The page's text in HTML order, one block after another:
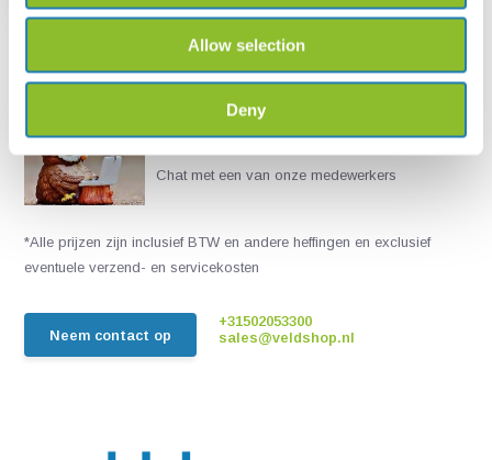
Allow selection
Deny
Chat met een van onze medewerkers
*Alle prijzen zijn inclusief BTW en andere heffingen en exclusief
eventuele verzend- en servicekosten
Neem contact op
+31502053300
sales@veldshop.nl